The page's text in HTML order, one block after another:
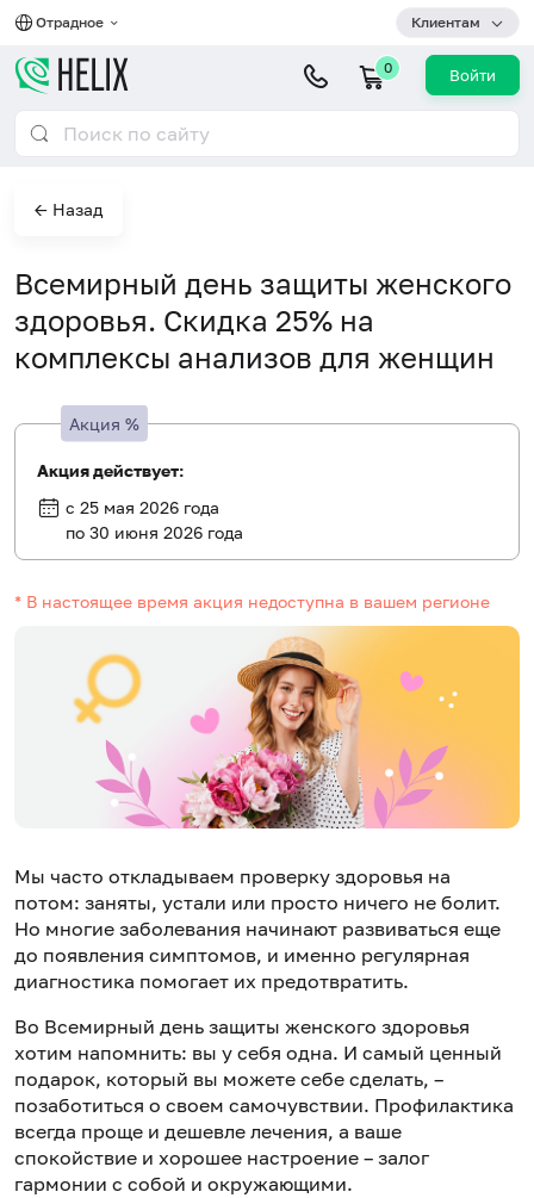
Отрадное Клиентам
0 Войти
← Назад
Всемирный день защиты женского
здоровья. Скидка 25% на
комплексы анализов для женщин
* В настоящее время акция недоступна в вашем регионе
Мы часто откладываем проверку здоровья на
потом: заняты, устали или просто ничего не болит.
Но многие заболевания начинают развиваться еще
до появления симптомов, и именно регулярная
диагностика помогает их предотвратить.
Во Всемирный день защиты женского здоровья
хотим напомнить: вы у себя одна. И самый ценный
подарок, который вы можете себе сделать, –
позаботиться о своем самочувствии. Профилактика
всегда проще и дешевле лечения, а ваше
спокойствие и хорошее настроение – залог
гармонии с собой и окружающими.
Акция %
Акция действует:
с 25 мая 2026 года
по 30 июня 2026 года